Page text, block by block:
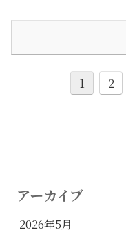
1 2
アーカイブ
2026年5月